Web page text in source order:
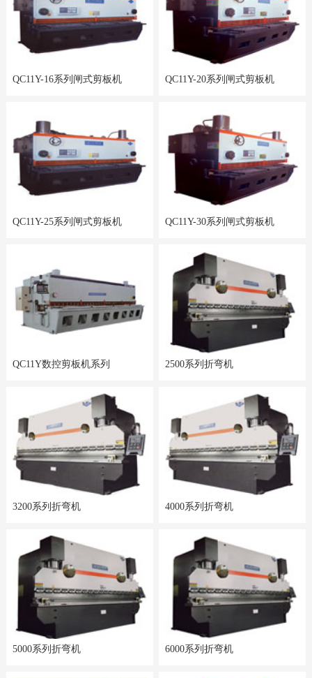
QC11Y-16系列闸式剪板机 QC11Y-20系列闸式剪板机
QC11Y-25系列闸式剪板机 QC11Y-30系列闸式剪板机
QC11Y数控剪板机系列 2500系列折弯机
3200系列折弯机 4000系列折弯机
5000系列折弯机 6000系列折弯机